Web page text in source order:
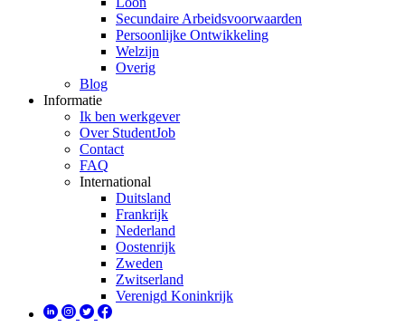
Secundaire Arbeidsvoorwaarden
Persoonlijke Ontwikkeling
Welzijn
Overig
Blog
Informatie
Ik ben werkgever
Over StudentJob
Contact
FAQ
International
Duitsland
Frankrijk
Nederland
Oostenrijk
Zweden
Zwitserland
Verenigd Koninkrijk